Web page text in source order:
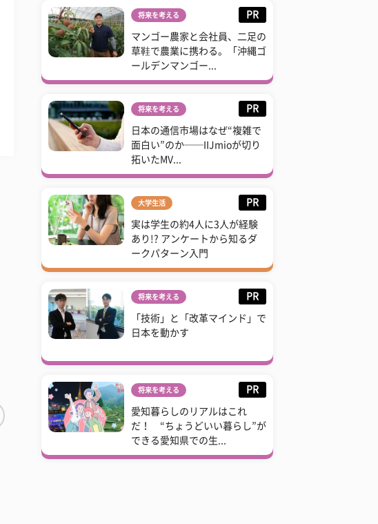
将来を考える PR
マンゴー農家と会社員、二足の
草鞋で農業に携わる。「沖縄ゴ
ールデンマンゴー...
将来を考える PR
日本の通信市場はなぜ“複雑で
面白い”のか──IIJmioが切り
拓いたMV...
大学生活 PR
実は学生の約4人に3人が経験
あり!? アンケートから知るダ
ークパターン入門
将来を考える PR
「技術」と「改革マインド」で
日本を動かす
将来を考える PR
愛知暮らしのリアルはこれ
だ！ “ちょうどいい暮らし”が
できる愛知県での生...